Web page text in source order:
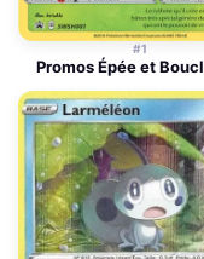
#1
Promos Épée et